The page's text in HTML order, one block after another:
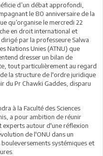
d’un débat approfondi,
le 80 anniversaire de la
qu’organise le mercredi 22
en droit international et
par la professeure Salwa
Nations Unies (ATNU) que
dresser un bilan de
tout particulièrement au regard
la structure de l'ordre juridique
du Pr Chawki Gaddes, disparu
à la Faculté des Sciences
a pour ambition de réunir
experts autour d'une réflexion
de l'ONU dans un
systémiques et